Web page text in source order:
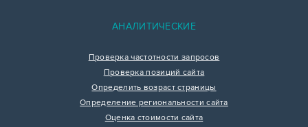
АНАЛИТИЧЕСКИЕ
Проверка частотности запросов
Проверка позиций сайта
Определить возраст страницы
Определение региональности сайта
Оценка стоимости сайта